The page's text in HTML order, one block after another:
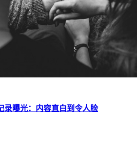
录曝光：内容直白到令人脸